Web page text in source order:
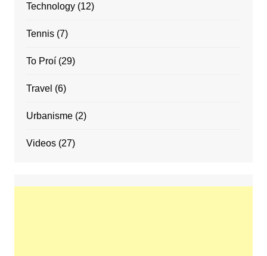
Technology(12)
Tennis(7)
To Proí(29)
Travel (6)
Urbanisme(2)
Videos(27)